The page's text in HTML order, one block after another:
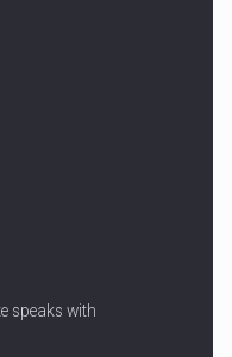
speaks with